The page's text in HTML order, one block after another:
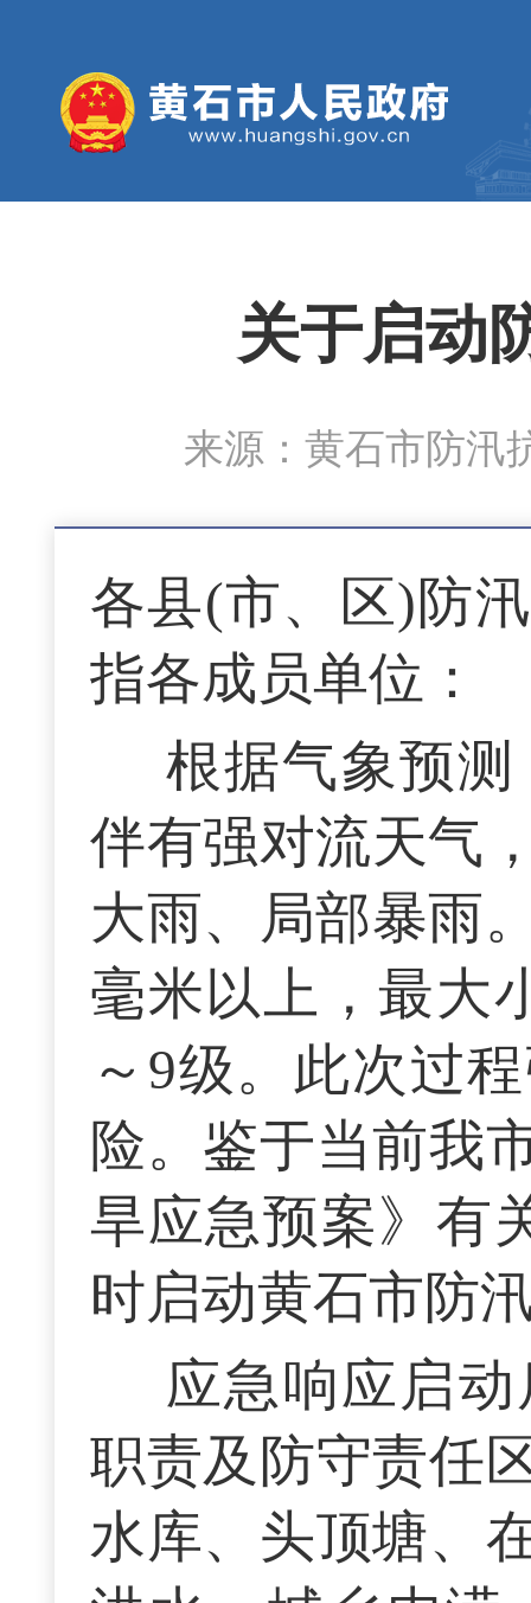
关于启动
来源：黄石市防
各县(市、区)防
指各成员单位：
根据气象预
伴有强对流天气
大雨、局部暴雨
毫米以上，最大
～9级。此次过
险。鉴于当前我
旱应急预案》有
时启动黄石市防
应急响应启
职责及防守责任
水库、头顶塘、